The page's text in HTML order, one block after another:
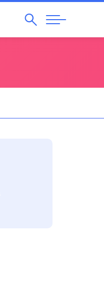
Pesquisar
Abrir
Navegação